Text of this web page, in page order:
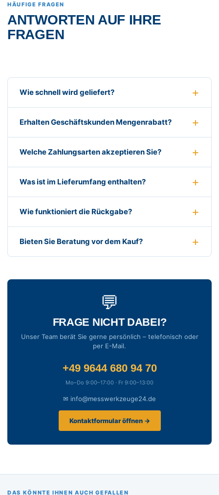
HÄUFIGE FRAGEN
ANTWORTEN AUF IHRE
FRAGEN
Wie schnell wird geliefert?
Erhalten Geschäftskunden Mengenrabatt?
Welche Zahlungsarten akzeptieren Sie?
Was ist im Lieferumfang enthalten?
Wie funktioniert die Rückgabe?
Bieten Sie Beratung vor dem Kauf?
💬
FRAGE NICHT DABEI?
Unser Team berät Sie gerne persönlich – telefonisch oder
per E-Mail.
+49 9644 680 94 70
Mo–Do 9:00–17:00 · Fr 9:00–13:00
✉ info@messwerkzeuge24.de
Kontaktformular öffnen →
DAS KÖNNTE IHNEN AUCH GEFALLEN